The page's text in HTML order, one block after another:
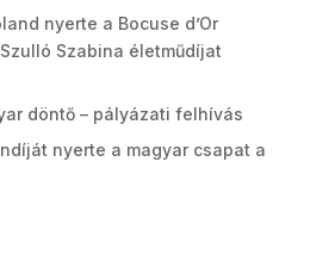
nyerte a Bocuse d’Or
Szabina életműdíjat
döntő – pályázati felhívás
nyerte a magyar csapat a